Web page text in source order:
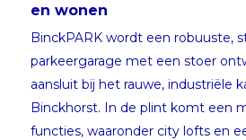
en wonen
BinckPARK wordt een robuuste,
parkeergarage met een stoer
aansluit bij het rauwe, industriële
Binckhorst. In de plint komt een
functies, waaronder city lofts en